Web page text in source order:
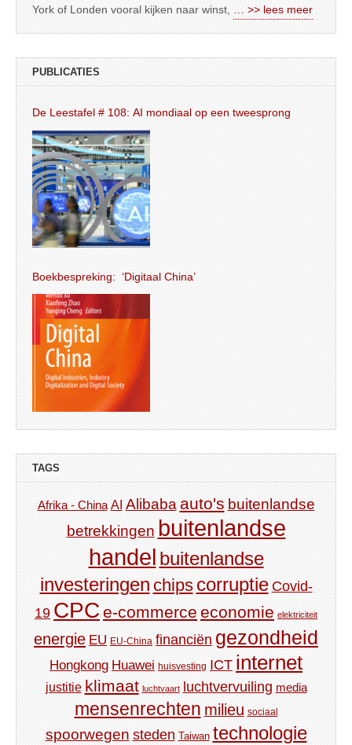
York of Londen vooral kijken naar winst, … >> lees meer
PUBLICATIES
De Leestafel # 108: AI mondiaal op een tweesprong
Boekbespreking: ‘Digitaal China’
TAGS
Afrika - China AI Alibaba auto's buitenlandse
betrekkingen buitenlandse
handel buitenlandse
investeringen chips corruptie Covid-
19 CPC e-commerce economie elektriciteit
energie EU EU-China financiën gezondheid
Hongkong Huawei huisvesting ICT internet
justitie klimaat luchtvaart luchtvervuiling media
mensenrechten milieu sociaal
spoorwegen steden Taiwan technologie